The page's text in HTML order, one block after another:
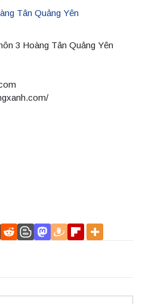
Tân Quảng Yên
3 Hoàng Tân Quảng Yên